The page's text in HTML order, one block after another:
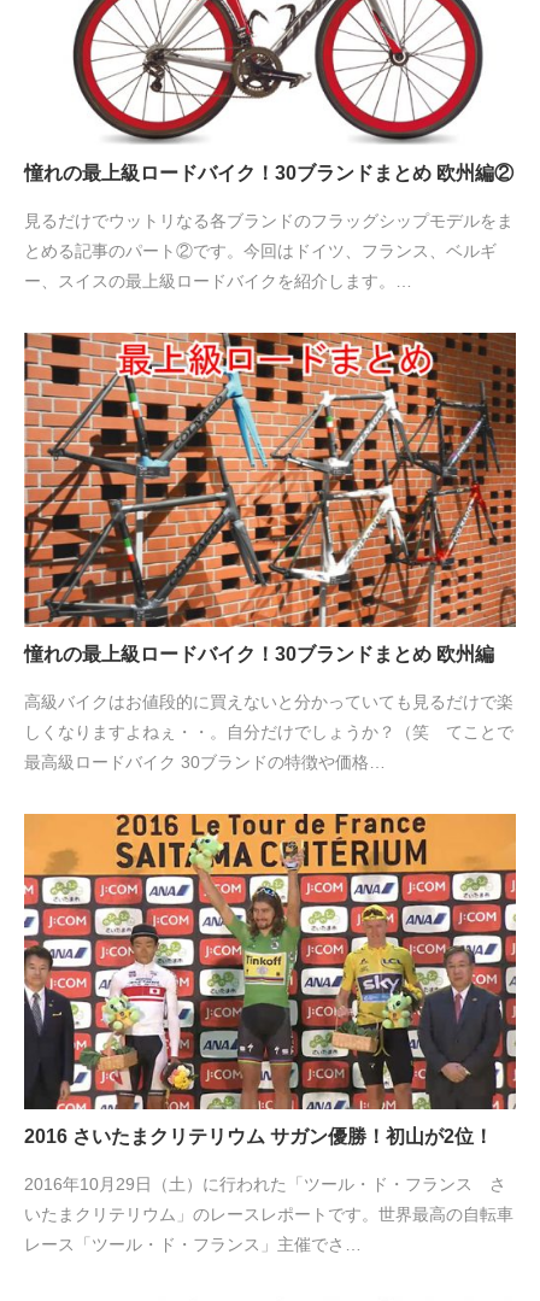
憧れの最上級ロードバイク！30ブランドまとめ 欧州編②
見るだけでウットリなる各ブランドのフラッグシップモデルをま
とめる記事のパート②です。今回はドイツ、フランス、ベルギ
ー、スイスの最上級ロードバイクを紹介します。…
憧れの最上級ロードバイク！30ブランドまとめ 欧州編
高級バイクはお値段的に買えないと分かっていても見るだけで楽
しくなりますよねぇ・・。自分だけでしょうか？（笑 てことで
最高級ロードバイク 30ブランドの特徴や価格…
2016 さいたまクリテリウム サガン優勝！初山が2位！
2016年10月29日（土）に行われた「ツール・ド・フランス さ
いたまクリテリウム」のレースレポートです。世界最高の自転車
レース「ツール・ド・フランス」主催でさ…